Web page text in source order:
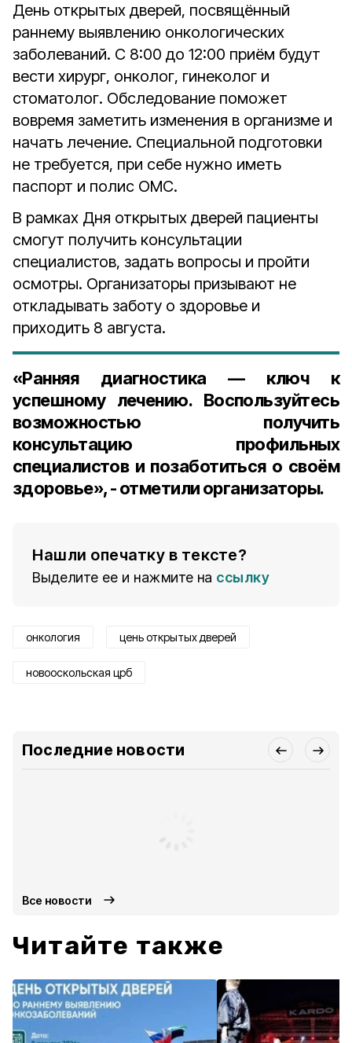
День открытых дверей, посвящённый
раннему выявлению онкологических
заболеваний. С 8:00 до 12:00 приём будут
вести хирург, онколог, гинеколог и
стоматолог. Обследование поможет
вовремя заметить изменения в организме и
начать лечение. Специальной подготовки
не требуется, при себе нужно иметь
паспорт и полис ОМС.
В рамках Дня открытых дверей пациенты
смогут получить консультации
специалистов, задать вопросы и пройти
осмотры. Организаторы призывают не
откладывать заботу о здоровье и
приходить 8 августа.
«Ранняя диагностика — ключ к
успешному лечению. Воспользуйтесь
возможностью получить
консультацию профильных
специалистов и позаботиться о своём
здоровье», - отметили организаторы.
Нашли опечатку в тексте?
Выделите ее и нажмите на ссылку
онкология цень открытых дверей
новооскольская црб
Последние новости
Все новости
Читайте также